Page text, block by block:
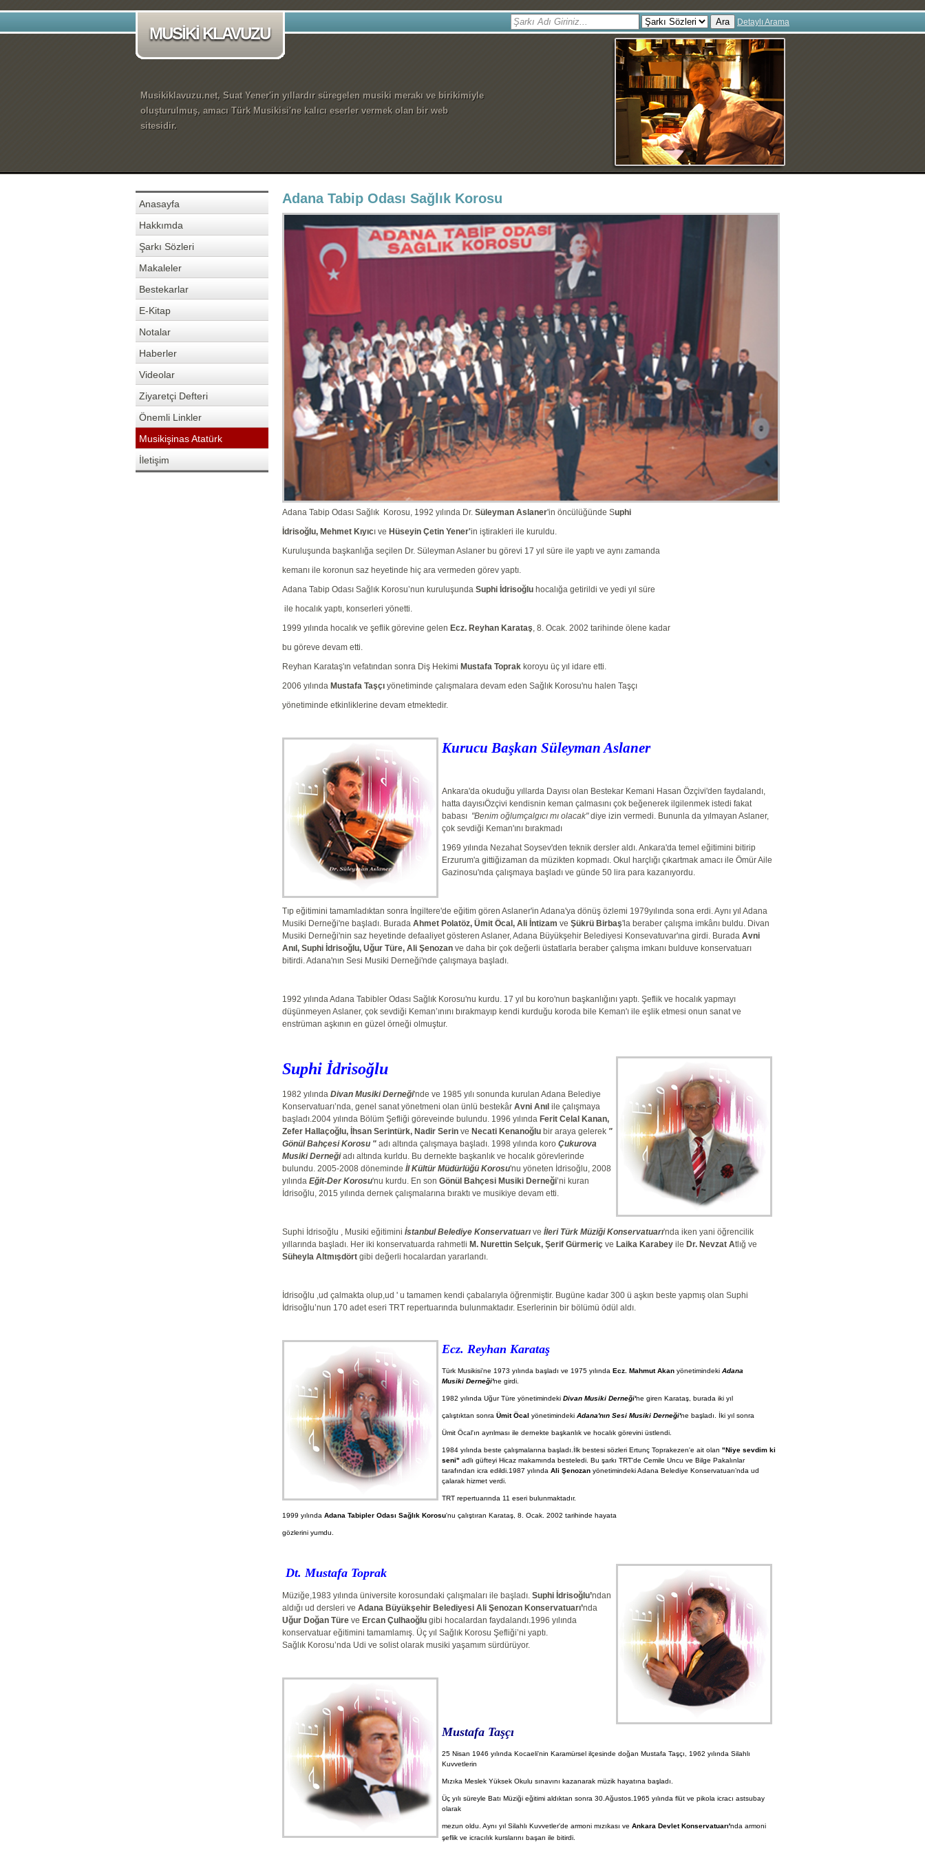
MUSİKİ KLAVUZU
Ara Detaylı Arama
Musikiklavuzu.net, Suat Yener'in yıllardır süregelen musiki merakı ve birikimiyle
oluşturulmuş, amacı Türk Musikisi'ne kalıcı eserler vermek olan bir web
sitesidir.
Anasayfa
Hakkımda
Şarkı Sözleri
Makaleler
Bestekarlar
E-Kitap
Notalar
Haberler
Videolar
Ziyaretçi Defteri
Önemli Linkler
Musikişinas Atatürk
İletişim
Adana Tabip Odası Sağlık Korosu
Adana Tabip Odası Sağlık Korosu, 1992 yılında Dr. Süleyman Aslaner'in öncülüğünde Suphi
İdrisoğlu, Mehmet Kıyıcı ve Hüseyin Çetin Yener'in iştirakleri ile kuruldu.
Kuruluşunda başkanlığa seçilen Dr. Süleyman Aslaner bu görevi 17 yıl süre ile yaptı ve aynı zamanda
kemanı ile koronun saz heyetinde hiç ara vermeden görev yaptı.
Adana Tabip Odası Sağlık Korosu’nun kuruluşunda Suphi İdrisoğlu hocalığa getirildi ve yedi yıl süre
ile hocalık yaptı, konserleri yönetti.
1999 yılında hocalık ve şeflik görevine gelen Ecz. Reyhan Karataş, 8. Ocak. 2002 tarihinde ölene kadar
bu göreve devam etti.
Reyhan Karataş'ın vefatından sonra Diş Hekimi Mustafa Toprak koroyu üç yıl idare etti.
2006 yılında Mustafa Taşçı yönetiminde çalışmalara devam eden Sağlık Korosu'nu halen Taşçı
yönetiminde etkinliklerine devam etmektedir.
Kurucu Başkan Süleyman Aslaner
Ankara'da okuduğu yıllarda Dayısı olan Bestekar Kemani Hasan Özçivi'den faydalandı,
hatta dayısıÖzçivi kendisnin keman çalmasını çok beğenerek ilgilenmek istedi fakat
babası "Benim oğlumçalgıcı mı olacak"diye izin vermedi. Bununla da yılmayan Aslaner,
çok sevdiği Keman'ını bırakmadı
1969 yılında Nezahat Soysev'den teknik dersler aldı. Ankara'da temel eğitimini bitirip
Erzurum'a gittiğizaman da müzikten kopmadı. Okul harçlığı çıkartmak amacı ile Ömür Aile
Gazinosu'nda çalışmaya başladı ve günde 50 lira para kazanıyordu.
Tıp eğitimini tamamladıktan sonra İngiltere'de eğitim gören Aslaner'in Adana'ya dönüş özlemi 1979yılında sona erdi. Aynı yıl Adana
Musiki Derneği'ne başladı. Burada Ahmet Polatöz, Ümit Öcal, Ali İntizam ve Şükrü Birbaş'la beraber çalışma imkânı buldu. Divan
Musiki Derneği'nin saz heyetinde defaaliyet gösteren Aslaner, Adana Büyükşehir Belediyesi Konsevatuvar'ına girdi. Burada Avni
Anıl, Suphi İdrisoğlu, Uğur Türe, Ali Şenozan ve daha bir çok değerli üstatlarla beraber çalışma imkanı bulduve konservatuarı
bitirdi. Adana'nın Sesi Musiki Derneği'nde çalışmaya başladı.
1992 yılında Adana Tabibler Odası Sağlık Korosu'nu kurdu. 17 yıl bu koro'nun başkanlığını yaptı. Şeflik ve hocalık yapmayı
düşünmeyen Aslaner, çok sevdiği Keman’ınını bırakmayıp kendi kurduğu koroda bile Keman'ı ile eşlik etmesi onun sanat ve
enstrüman aşkının en güzel örneği olmuştur.
Suphiİdrisoğlu
1982 yılında Divan Musiki Derneği'nde ve 1985 yılı sonunda kurulan Adana Belediye
Konservatuarı’nda, genel sanat yönetmeni olan ünlü bestekâr Avni Anıl ile çalışmaya
başladı.2004 yılında Bölüm Şefliği göreveinde bulundu. 1996 yılında Ferit Celal Kanan,
Zefer Hallaçoğlu, İhsan Serintürk, Nadir Serin ve Necati Kenanoğlu bir araya gelerek "
Gönül Bahçesi Korosu " adı altında çalışmaya başladı. 1998 yılında koro Çukurova
Musiki Derneğiadı altında kurldu. Bu dernekte başkanlık ve hocalık görevlerinde
bulundu. 2005-2008 döneminde İl Kültür Müdürlüğü Korosu'nu yöneten İdrisoğlu, 2008
yılında Eğit-Der Korosu'nu kurdu. En son Gönül Bahçesi Musiki Derneği’ni kuran
İdrisoğlu, 2015 yılında dernek çalışmalarına bıraktı ve musikiye devam etti.
Suphi İdrisoğlu , Musiki eğitimini İstanbul Belediye Konservatuarı ve İleri Türk Müziği Konservatuarı'nda iken yani öğrencilik
yıllarında başladı. Her iki konservatuarda rahmetli M. Nurettin Selçuk, Şerif Gürmeriç ve Laika Karabey ile Dr. Nevzat Atlığ ve
Süheyla Altmışdört gibi değerli hocalardan yararlandı.
İdrisoğlu ,ud çalmakta olup,ud ' u tamamen kendi çabalarıyla öğrenmiştir. Bugüne kadar 300 ü aşkın beste yapmış olan Suphi
İdrisoğlu’nun 170 adet eseri TRT repertuarında bulunmaktadır. Eserlerinin bir bölümü ödül aldı.
Ecz. Reyhan Karataş
Türk Musikisi'ne 1973 yılında başladı ve 1975 yılında Ecz. Mahmut Akan yönetimindeki Adana
Musiki Derneği'ne girdi.
1982 yılında Uğur Türe yönetimindeki Divan Musiki Derneği'ne giren Karataş, burada iki yıl
çalıştıktan sonra Ümit Öcal yönetimindeki Adana'nın Sesi Musiki Derneği'ne başladı. İki yıl sonra
Ümit Öcal'ın ayrılması ile dernekte başkanlık ve hocalık görevini üstlendi.
1984 yılında beste çalışmalarına başladı.İlk bestesi sözleri Ertunç Toprakezen'e ait olan "Niye sevdim ki
seni" adlı güfteyi Hicaz makamında besteledi. Bu şarkı TRT'de Cemile Uncu ve Bilge Pakalınlar
tarafından icra edildi.1987 yılında Ali Şenozan yönetimindeki Adana Belediye Konservatuarı’nda ud
çalarak hizmet verdi.
TRT repertuarında 11 eseri bulunmaktadır.
1999 yılında Adana Tabipler Odası Sağlık Korosu'nu çalıştıran Karataş, 8. Ocak. 2002 tarihinde hayata
gözlerini yumdu.
Dt. Mustafa Toprak
Müziğe,1983 yılında üniversite korosundaki çalışmaları ile başladı. Suphi İdrisoğlu’ndan
aldığı ud dersleri ve Adana Büyükşehir Belediyesi Ali Şenozan Konservatuarı’nda
Uğur Doğan Türe ve Ercan Çulhaoğlu gibi hocalardan faydalandı.1996 yılında
konservatuar eğitimini tamamlamış. Üç yıl Sağlık Korosu Şefliği’ni yaptı.
Sağlık Korosu’nda Udi ve solist olarak musiki yaşamım sürdürüyor.
Mustafa Taşçı
25 Nisan 1946 yılında Kocaeli'nin Karamürsel ilçesinde doğan Mustafa Taşçı, 1962 yılında Silahlı
Kuvvetlerin
Mızıka Meslek Yüksek Okulu sınavını kazanarak müzik hayatına başladı.
Üç yılı süreyle Batı Müziği eğitimi aldıktan sonra 30.Ağustos.1965 yılında flüt ve pikola icracı astsubay
olarak
mezun oldu. Aynı yıl Silahlı Kuvvetler'de armoni mızıkası ve Ankara Devlet Konservatuarı'nda armoni
şeflik ve icracılık kurslarını başarı ile bitirdi.